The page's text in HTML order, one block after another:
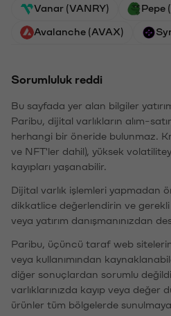
Vanar (VANRY) Pepe
Avalanche (AVAX)
Sorumluluk reddi
Bu sayfada yer alan bilgiler
Paribu, dijital varlıkların alım-
herhangi bir öneride bulunmaz.
ve NFT'ler dahil), yüksek
kayıpları yaşanabilir.
Dijital varlık işlemleri yapmadan
dikkatlice değerlendirin ve
veya yatırım danışmanınızdan
Paribu, üçüncü taraf web
veya kullanımından
diğer sonuçlardan sorumlu
varlıklarınızda kayıp veya değer
ürünler tüm bölgelerde